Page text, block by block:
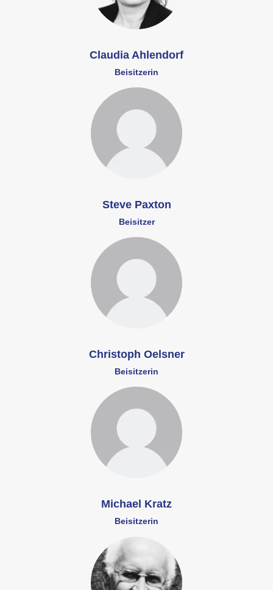
Claudia Ahlendorf
Beisitzerin
Steve Paxton
Beisitzer
Christoph Oelsner
Beisitzerin
Michael Kratz
Beisitzerin